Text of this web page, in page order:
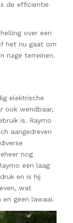
de efficiëntie
over een
het nu gaat om
ruige terreinen.
elektrische
ook wendbaar,
is. Raymo
aangedreven
nog
een laag
en is hij
wat
geen lawaai.